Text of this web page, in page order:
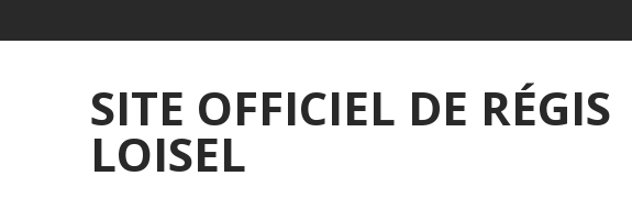
SITE OFFICIEL DE RÉGIS
LOISEL